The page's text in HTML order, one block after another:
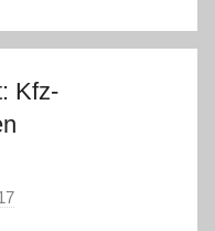
Kfz-